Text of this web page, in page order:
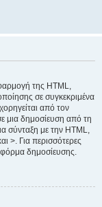
της HTML,
σε συγκεκριμένα
από τον
μια δημοσίευση από τη
σύνταξη με την HTML,
>. Για περισσότερες
δημοσίευσης.